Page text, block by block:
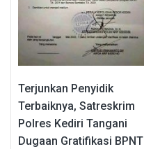
Terjunkan Penyidik
Terbaiknya, Satreskrim
Polres Kediri Tangani
Dugaan Gratifikasi BPNT